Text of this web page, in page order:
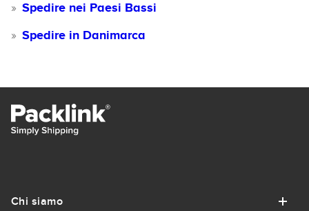
Spedire nei Paesi Bassi
Spedire in Danimarca
Chi siamo